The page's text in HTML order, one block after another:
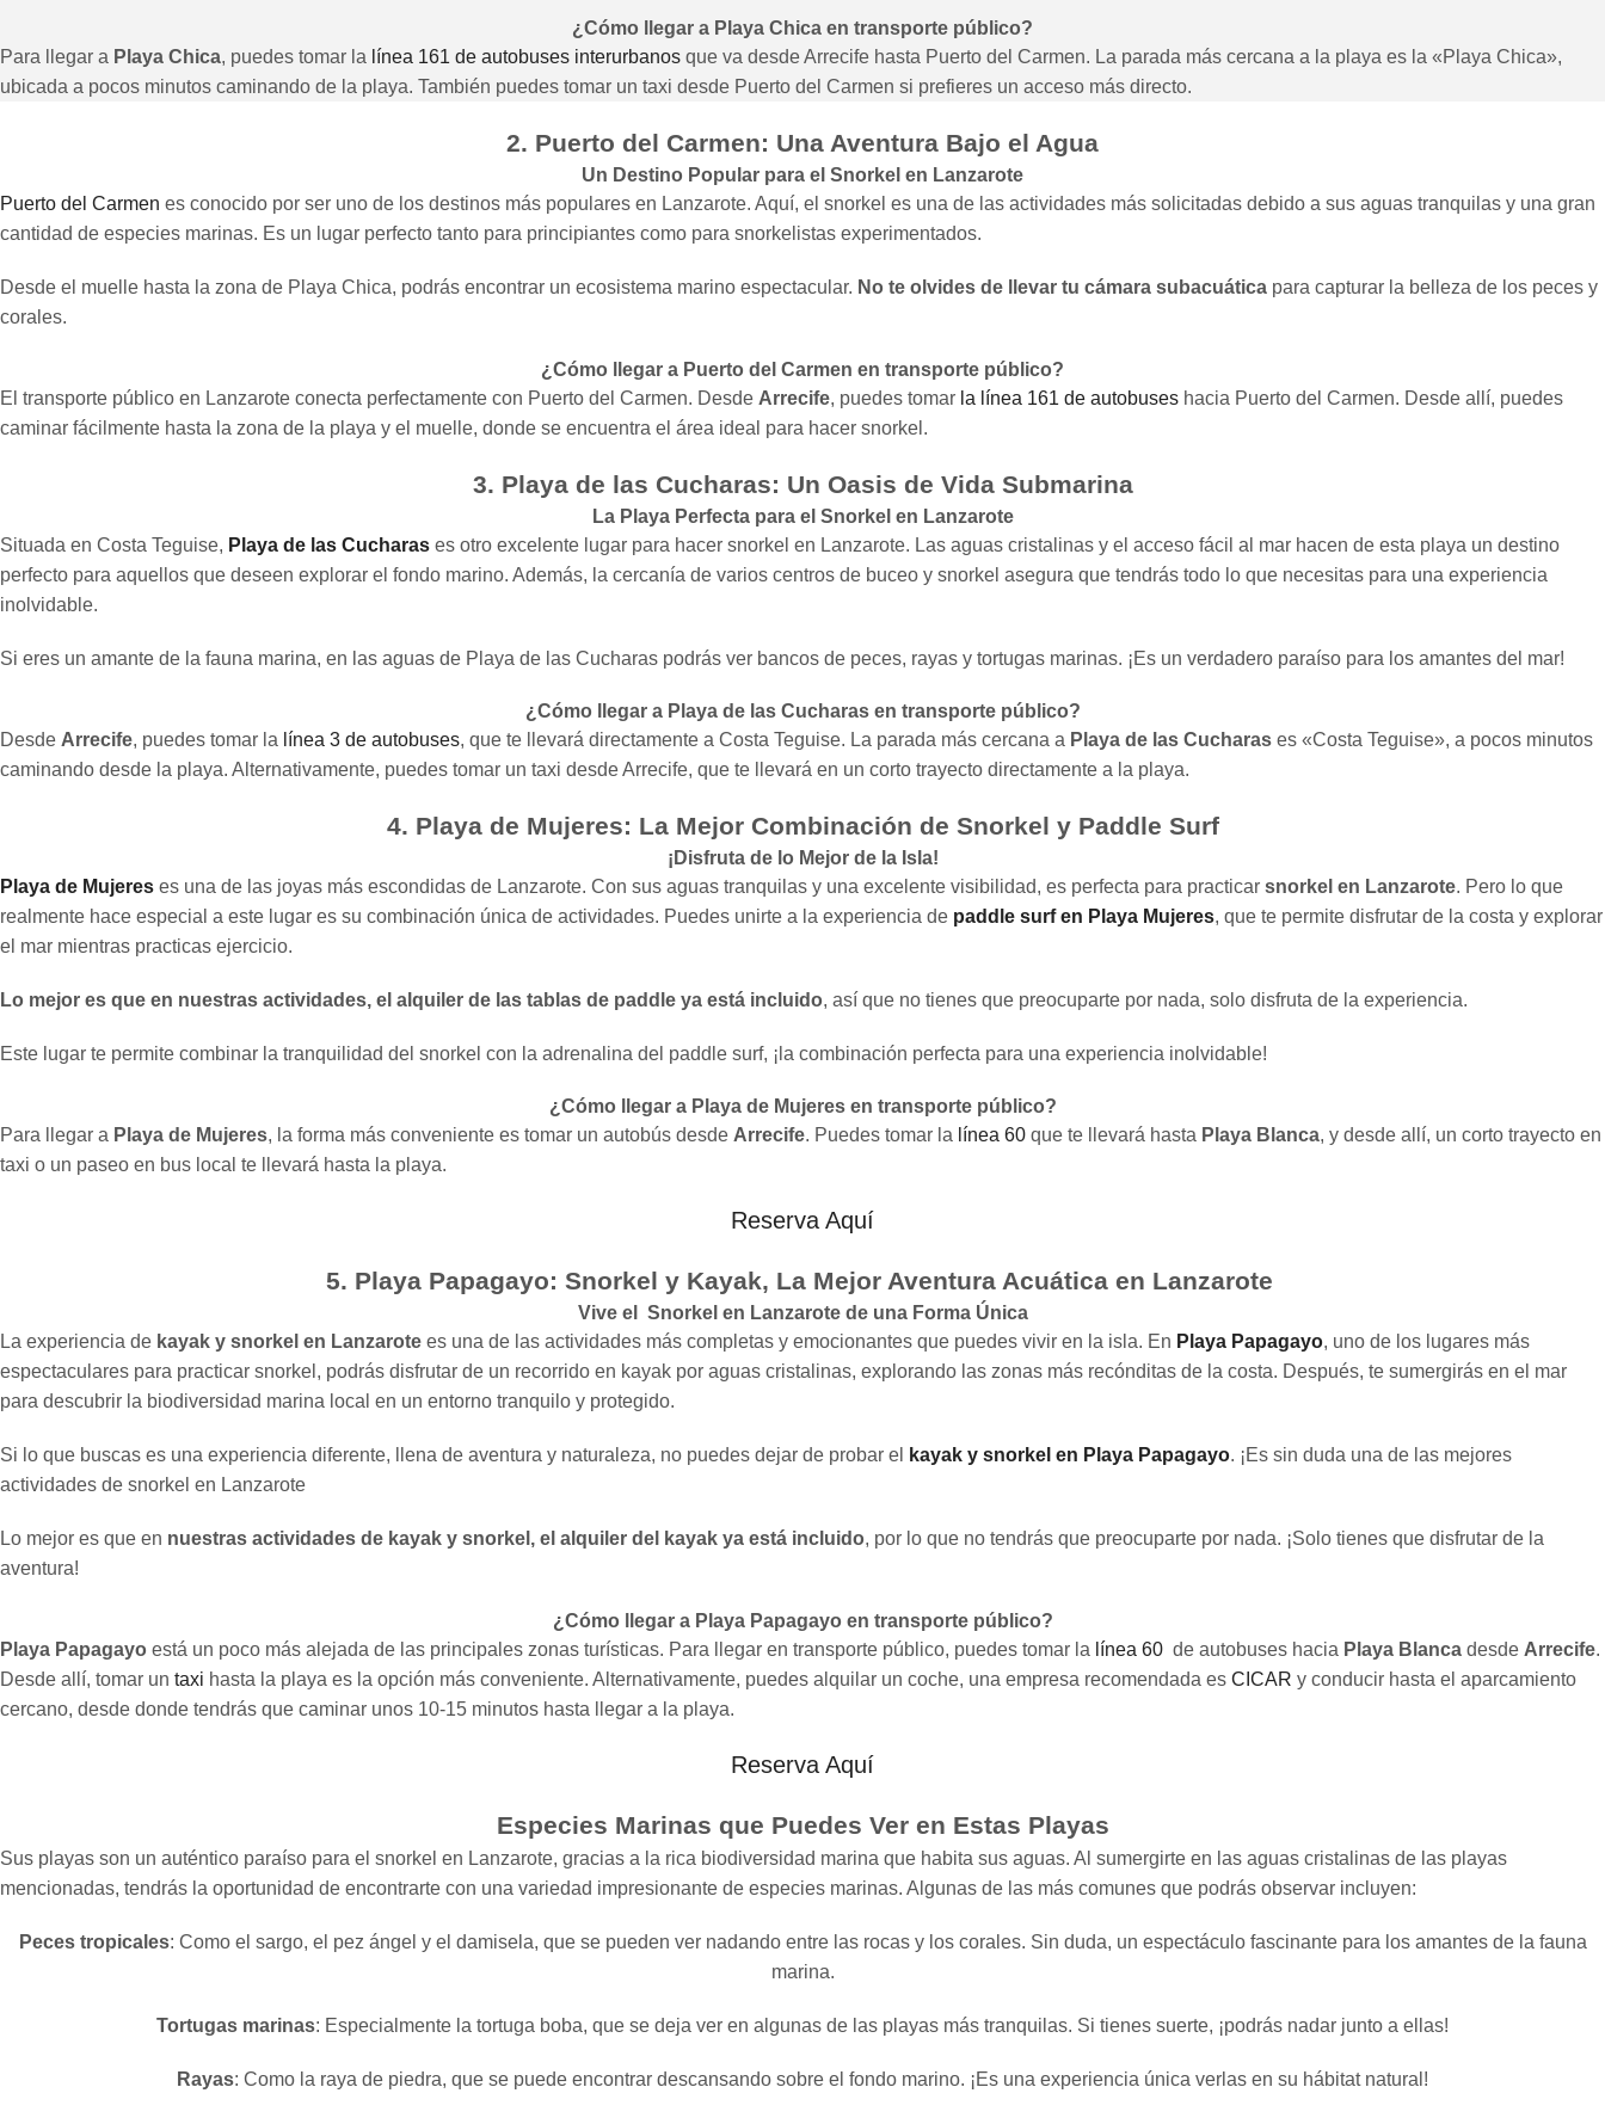
¿Cómo llegar a Playa Chica en transporte público?
Para llegar a Playa Chica, puedes tomar la línea 161 de autobuses interurbanos que va desde Arrecife hasta Puerto del Carmen. La parada más cercana a la playa es la «Playa Chica»,
ubicada a pocos minutos caminando de la playa. También puedes tomar un taxi desde Puerto del Carmen si prefieres un acceso más directo.
2. Puerto del Carmen: Una Aventura Bajo el Agua
Un Destino Popular para el Snorkel en Lanzarote
Puerto del Carmen es conocido por ser uno de los destinos más populares en Lanzarote. Aquí, el snorkel es una de las actividades más solicitadas debido a sus aguas tranquilas y una gran
cantidad de especies marinas. Es un lugar perfecto tanto para principiantes como para snorkelistas experimentados.
Desde el muelle hasta la zona de Playa Chica, podrás encontrar un ecosistema marino espectacular. No te olvides de llevar tu cámara subacuática para capturar la belleza de los peces y
corales.
¿Cómo llegar a Puerto del Carmen en transporte público?
El transporte público en Lanzarote conecta perfectamente con Puerto del Carmen. Desde Arrecife, puedes tomar la línea 161 de autobuses hacia Puerto del Carmen. Desde allí, puedes
caminar fácilmente hasta la zona de la playa y el muelle, donde se encuentra el área ideal para hacer snorkel.
3. Playa de las Cucharas: Un Oasis de Vida Submarina
La Playa Perfecta para el Snorkel en Lanzarote
Situada en Costa Teguise, Playa de las Cucharas es otro excelente lugar para hacer snorkel en Lanzarote. Las aguas cristalinas y el acceso fácil al mar hacen de esta playa un destino
perfecto para aquellos que deseen explorar el fondo marino. Además, la cercanía de varios centros de buceo y snorkel asegura que tendrás todo lo que necesitas para una experiencia
inolvidable.
Si eres un amante de la fauna marina, en las aguas de Playa de las Cucharas podrás ver bancos de peces, rayas y tortugas marinas. ¡Es un verdadero paraíso para los amantes del mar!
¿Cómo llegar a Playa de las Cucharas en transporte público?
Desde Arrecife, puedes tomar la línea 3 de autobuses, que te llevará directamente a Costa Teguise. La parada más cercana a Playa de las Cucharas es «Costa Teguise», a pocos minutos
caminando desde la playa. Alternativamente, puedes tomar un taxi desde Arrecife, que te llevará en un corto trayecto directamente a la playa.
4. Playa de Mujeres: La Mejor Combinación de Snorkel y Paddle Surf
¡Disfruta de lo Mejor de la Isla!
Playa de Mujeres es una de las joyas más escondidas de Lanzarote. Con sus aguas tranquilas y una excelente visibilidad, es perfecta para practicar snorkel en Lanzarote. Pero lo que
realmente hace especial a este lugar es su combinación única de actividades. Puedes unirte a la experiencia de paddle surf en Playa Mujeres, que te permite disfrutar de la costa y explorar
el mar mientras practicas ejercicio.
Lo mejor es que en nuestras actividades, el alquiler de las tablas de paddle ya está incluido, así que no tienes que preocuparte por nada, solo disfruta de la experiencia.
Este lugar te permite combinar la tranquilidad del snorkel con la adrenalina del paddle surf, ¡la combinación perfecta para una experiencia inolvidable!
¿Cómo llegar a Playa de Mujeres en transporte público?
Para llegar a Playa de Mujeres, la forma más conveniente es tomar un autobús desde Arrecife. Puedes tomar la línea 60 que te llevará hasta Playa Blanca, y desde allí, un corto trayecto en
taxi o un paseo en bus local te llevará hasta la playa.
Reserva Aquí
5. Playa Papagayo: Snorkel y Kayak, La Mejor Aventura Acuática en Lanzarote
Vive el Snorkel en Lanzarote de una Forma Única
La experiencia de kayak y snorkel en Lanzarote es una de las actividades más completas y emocionantes que puedes vivir en la isla. En Playa Papagayo, uno de los lugares más
espectaculares para practicar snorkel, podrás disfrutar de un recorrido en kayak por aguas cristalinas, explorando las zonas más recónditas de la costa. Después, te sumergirás en el mar
para descubrir la biodiversidad marina local en un entorno tranquilo y protegido.
Si lo que buscas es una experiencia diferente, llena de aventura y naturaleza, no puedes dejar de probar el kayak y snorkel en Playa Papagayo. ¡Es sin duda una de las mejores
actividades de snorkel en Lanzarote
Lo mejor es que en nuestras actividades de kayak y snorkel, el alquiler del kayak ya está incluido, por lo que no tendrás que preocuparte por nada. ¡Solo tienes que disfrutar de la
aventura!
¿Cómo llegar a Playa Papagayo en transporte público?
Playa Papagayo está un poco más alejada de las principales zonas turísticas. Para llegar en transporte público, puedes tomar la línea 60 de autobuses hacia Playa Blanca desde Arrecife.
Desde allí, tomar un taxi hasta la playa es la opción más conveniente. Alternativamente, puedes alquilar un coche, una empresa recomendada es CICAR y conducir hasta el aparcamiento
cercano, desde donde tendrás que caminar unos 10-15 minutos hasta llegar a la playa.
Reserva Aquí
Especies Marinas que Puedes Ver en Estas Playas
Sus playas son un auténtico paraíso para el snorkel en Lanzarote, gracias a la rica biodiversidad marina que habita sus aguas. Al sumergirte en las aguas cristalinas de las playas
mencionadas, tendrás la oportunidad de encontrarte con una variedad impresionante de especies marinas. Algunas de las más comunes que podrás observar incluyen:
Peces tropicales: Como el sargo, el pez ángel y el damisela, que se pueden ver nadando entre las rocas y los corales. Sin duda, un espectáculo fascinante para los amantes de la fauna
marina.
Tortugas marinas: Especialmente la tortuga boba, que se deja ver en algunas de las playas más tranquilas. Si tienes suerte, ¡podrás nadar junto a ellas!
Rayas: Como la raya de piedra, que se puede encontrar descansando sobre el fondo marino. ¡Es una experiencia única verlas en su hábitat natural!